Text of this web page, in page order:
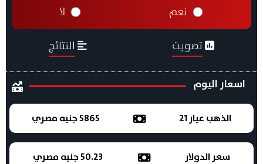
نعم لا
تصويت النتائج
اسعار اليوم
الذهب عيار 21 5865 جنيه مصري
سعر الدولار 50.23 جنيه مصري